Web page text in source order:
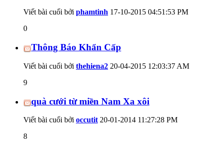
Viết bài cuối bởi phamtinh 17-10-2015 04:51:53 PM
0
Thông Báo Khẩn Cấp
Viết bài cuối bởi thehiena2 20-04-2015 12:03:37 AM
9
quà cưới từ miền Nam Xa xôi
Viết bài cuối bởi occutit 20-01-2014 11:27:28 PM
8